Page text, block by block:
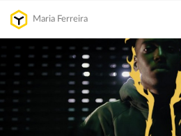
Maria Ferreira